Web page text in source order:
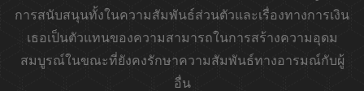
การสนับสนุนทั้งในความสัมพันธ์ส่วนตัวและเรื่องทางการเงิน
เธอเป็นตัวแทนของความสามารถในการสร้างความอุดม
สมบูรณ์ในขณะที่ยังคงรักษาความสัมพันธ์ทางอารมณ์กับผู้
อื่น